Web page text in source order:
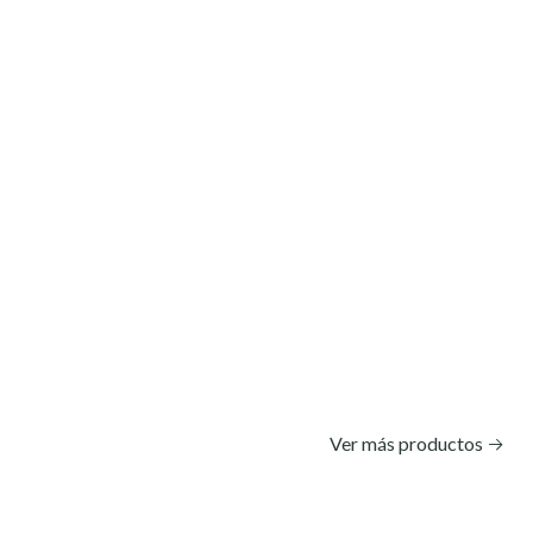
Ver más productos